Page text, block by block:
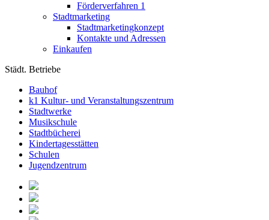
Förderverfahren 1
Stadtmarketing
Stadtmarketingkonzept
Kontakte und Adressen
Einkaufen
Städt. Betriebe
Bauhof
k1 Kultur- und Veranstaltungszentrum
Stadtwerke
Musikschule
Stadtbücherei
Kindertagesstätten
Schulen
Jugendzentrum